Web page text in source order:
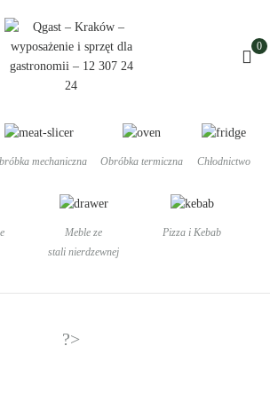
0
mechaniczna Obróbka termiczna Chłodnictwo
Meble ze
stali nierdzewnej
Pizza i Kebab
?>